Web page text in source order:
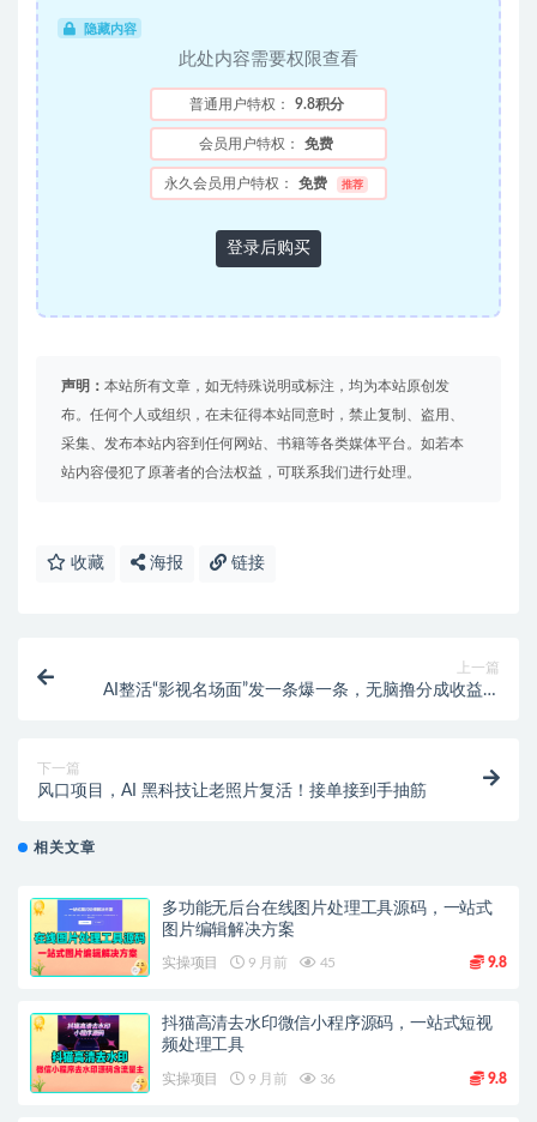
隐藏内容
此处内容需要权限查看
普通用户特权： 9.8积分
会员用户特权： 免费
永久会员用户特权： 免费 推荐
登录后购买
声明： 本站所有文章，如无特殊说明或标注，均为本站原创发
布。任何个人或组织，在未征得本站同意时，禁止复制、盗用、
采集、发布本站内容到任何网站、书籍等各类媒体平台。如若本
站内容侵犯了原著者的合法权益，可联系我们进行处理。
收藏 海报 链接
上一篇
AI整活“影视名场面”发一条爆一条，无脑撸分成收益，
下一篇
风口项目，AI 黑科技让老照片复活！接单接到手抽筋
相关文章
多功能无后台在线图片处理工具源码，一站式
图片编辑解决方案
实操项目 9 月前 45 9.8
抖猫高清去水印微信小程序源码，一站式短视
频处理工具
实操项目 9 月前 36 9.8